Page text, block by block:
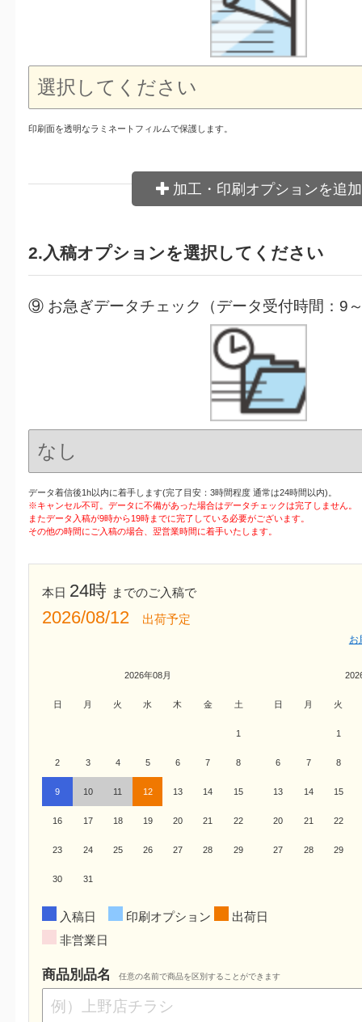
印刷面を透明なラミネートフィルムで保護します。
加工・印刷オプションを追加
2.入稿オプションを選択してください
⑨ お急ぎデータチェック（データ受付時間：9
データ着信後1h以内に着手します(完了目安：3時間程度 通常は24時間以内)。
※キャンセル不可。データに不備があった場合はデータチェックは完了しません。
またデータ入稿が9時から19時までに完了している必要がございます。
その他の時間にご入稿の場合、翌営業時間に着手いたします。
本日 24時 までのご入稿で
2026/08/12 出荷予定
お
2026年08月
日 月 火 水 木 金 土
1
2 3 4 5 6 7 8
9 10 11 12 13 14 15
16 17 18 19 20 21 22
23 24 25 26 27 28 29
30 31
日 月 火
1
6 7 8
13 14 15
20 21 22
27 28 29
入稿日 印刷オプション
出荷日
非営業日
商品別品名 任意の名前で商品を区別することができます